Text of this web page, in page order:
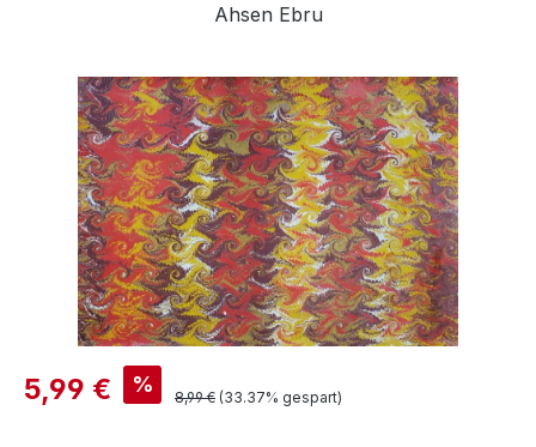
Ahsen Ebru
Bildergalerie überspringen
Verkaufspreis:
5,99 € % Regulärer Preis:
8,99 € (33.37% gespart)